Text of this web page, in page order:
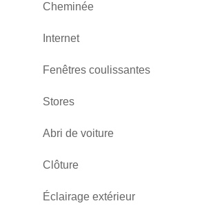
Cheminée
Internet
Fenêtres coulissantes
Stores
Abri de voiture
Clôture
Éclairage extérieur